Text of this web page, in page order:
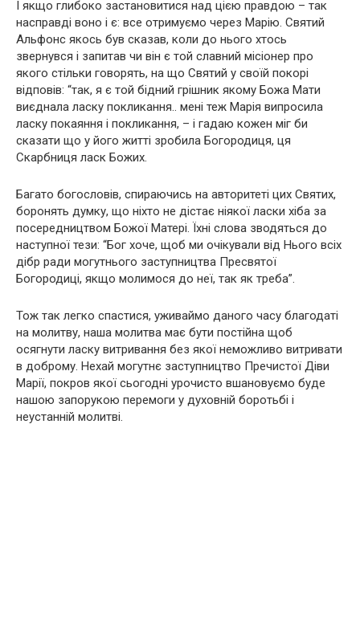
І якщо глибоко застановитися над цією правдою – так
насправді воно і є: все отримуємо через Марію. Святий
Альфонс якось був сказав, коли до нього хтось
звернувся і запитав чи він є той славний місіонер про
якого стільки говорять, на що Святий у своїй покорі
відповів: “так, я є той бідний грішник якому Божа Мати
виєднала ласку покликання.. мені теж Марія випросила
ласку покаяння і покликання, – і гадаю кожен міг би
сказати що у його житті зробила Богородиця, ця
Скарбниця ласк Божих.
Багато богословів, спираючись на авторитеті цих Святих,
боронять думку, що ніхто не дістає ніякої ласки хіба за
посередництвом Божої Матері. Їхні слова зводяться до
наступної тези: “Бог хоче, щоб ми очікували від Нього всіх
дібр ради могутнього заступництва Пресвятої
Богородиці, якщо молимося до неї, так як треба”.
Тож так легко спастися, уживаймо даного часу благодаті
на молитву, наша молитва має бути постійна щоб
осягнути ласку витривання без якої неможливо витривати
в доброму. Нехай могутнє заступництво Пречистої Діви
Марії, покров якої сьогодні урочисто вшановуємо буде
нашою запорукою перемоги у духовній боротьбі і
неустанній молитві.